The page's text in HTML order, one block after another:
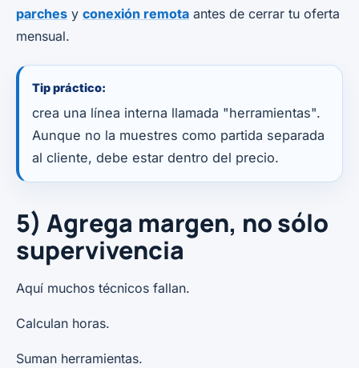
parches y conexión remota antes de cerrar tu oferta
mensual.
Tip práctico:
crea una línea interna llamada "herramientas".
Aunque no la muestres como partida separada
al cliente, debe estar dentro del precio.
5) Agrega margen, no sólo
supervivencia
Aquí muchos técnicos fallan.
Calculan horas.
Suman herramientas.